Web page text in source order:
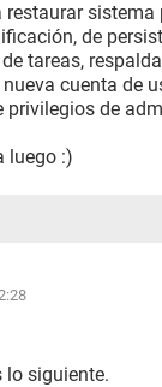
restaurar sistema
de
tareas,
cuenta de
privilegios de
luego :)
lo siguiente.